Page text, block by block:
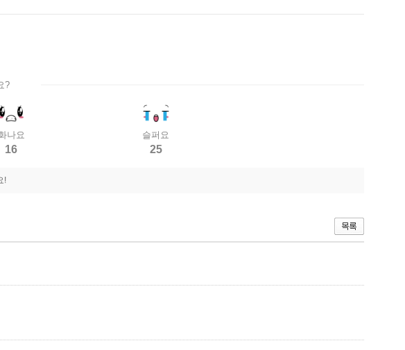
?
나요
16
슬퍼요
25
!